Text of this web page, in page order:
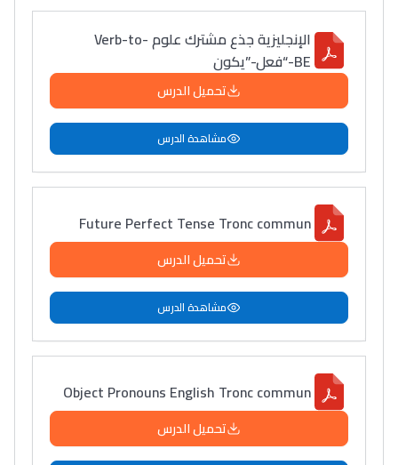
الإنجليزية جذع مشترك علوم Verb-to-
BE-“فعل-”يكون
تحميل الدرس
مشاهدة الدرس
Future Perfect Tense Tronc commun
تحميل الدرس
مشاهدة الدرس
Object Pronouns English Tronc commun
تحميل الدرس